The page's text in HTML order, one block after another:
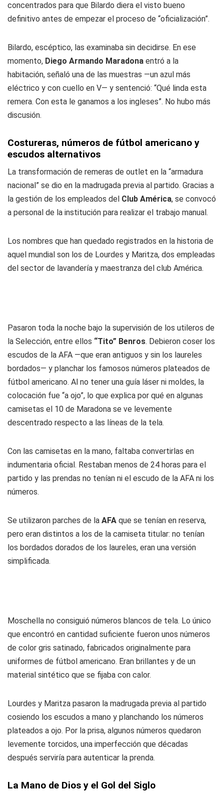
concentrados para que Bilardo diera el visto bueno
definitivo antes de empezar el proceso de “oficialización”.
Bilardo, escéptico, las examinaba sin decidirse. En ese
momento, Diego Armando Maradona entró a la
habitación, señaló una de las muestras —un azul más
eléctrico y con cuello en V— y sentenció: “Qué linda esta
remera. Con esta le ganamos a los ingleses”. No hubo más
discusión.
Costureras, números de fútbol americano y
escudos alternativos
La transformación de remeras de outlet en la “armadura
nacional” se dio en la madrugada previa al partido. Gracias a
la gestión de los empleados del Club América, se convocó
a personal de la institución para realizar el trabajo manual.
Los nombres que han quedado registrados en la historia de
aquel mundial son los de Lourdes y Maritza, dos empleadas
del sector de lavandería y maestranza del club América.
Pasaron toda la noche bajo la supervisión de los utileros de
la Selección, entre ellos “Tito” Benros. Debieron coser los
escudos de la AFA —que eran antiguos y sin los laureles
bordados— y planchar los famosos números plateados de
fútbol americano. Al no tener una guía láser ni moldes, la
colocación fue “a ojo”, lo que explica por qué en algunas
camisetas el 10 de Maradona se ve levemente
descentrado respecto a las líneas de la tela.
Con las camisetas en la mano, faltaba convertirlas en
indumentaria oficial. Restaban menos de 24 horas para el
partido y las prendas no tenían ni el escudo de la AFA ni los
números.
Se utilizaron parches de la AFA que se tenían en reserva,
pero eran distintos a los de la camiseta titular: no tenían
los bordados dorados de los laureles, eran una versión
simplificada.
Moschella no consiguió números blancos de tela. Lo único
que encontró en cantidad suficiente fueron unos números
de color gris satinado, fabricados originalmente para
uniformes de fútbol americano. Eran brillantes y de un
material sintético que se fijaba con calor.
Lourdes y Maritza pasaron la madrugada previa al partido
cosiendo los escudos a mano y planchando los números
plateados a ojo. Por la prisa, algunos números quedaron
levemente torcidos, una imperfección que décadas
después serviría para autenticar la prenda.
La Mano de Dios y el Gol del Siglo